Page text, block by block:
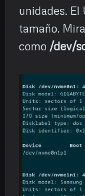
unidades. El
tamaño.
como /dev/